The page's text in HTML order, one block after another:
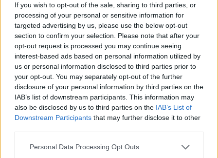
If you wish to opt-out of the sale, sharing to third parties, or
processing of your personal or sensitive information for
targeted advertising by us, please use the below opt-out
section to confirm your selection. Please note that after your
opt-out request is processed you may continue seeing
interest-based ads based on personal information utilized by
us or personal information disclosed to third parties prior to
your opt-out. You may separately opt-out of the further
disclosure of your personal information by third parties on the
IAB’s list of downstream participants. This information may
also be disclosed by us to third parties on the IAB’s List of
Downstream Participants that may further disclose it to other
Please note that this website/app uses one or more Google
Personal Data Processing Opt Outs
tömegnöveléshez – így támogasd
az izmaid már reggel!
Keresés